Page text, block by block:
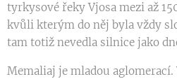
tyrkysové řeky Vjosa mezi až
kvůli kterým do něj byla vždy
tam totiž nevedla silnice jako
Memaliaj je mladou